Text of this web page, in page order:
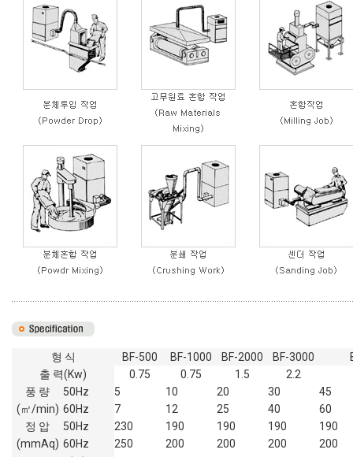
형 식 BF-500 BF-1000 BF-2000 BF-3000
출 력(Kw)
0.75 0.75 1.5
2.2
풍 량
(㎥/min)
50Hz 5 10 20 30
45
60Hz
7 12 25 40
60
정 압
(mmAq)
50Hz 230 190 190 190
190
60Hz
250 200 200 200 200